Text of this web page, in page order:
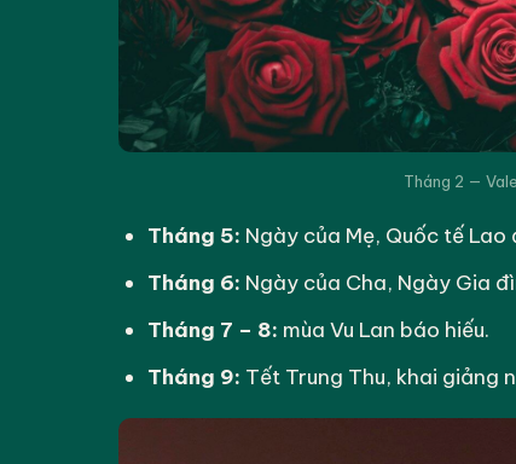
Tháng 2 —
Tháng 5: Ngày của Mẹ, Quốc tế Lao
Tháng 6: Ngày của Cha, Ngày Gia
Tháng 7 – 8: mùa Vu Lan báo hiếu.
Tháng 9: Tết Trung Thu, khai giảng